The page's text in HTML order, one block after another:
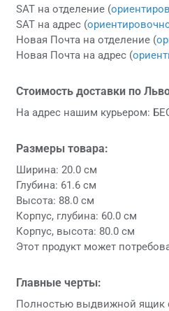
SAT на отделение (
SAT на адрес (
Новая Почта на отделение (
Новая Почта на адрес (
Стоимость доставки по
На адрес нашим курьером:
Размеры товара:
Ширина: 20.0 см
Глубина: 61.6 см
Высота: 88.0 см
Корпус, глубина: 60.0 см
Корпус, высота: 80.0 см
Этот продукт может
Главные черты:
Полностью выдвижной ящик